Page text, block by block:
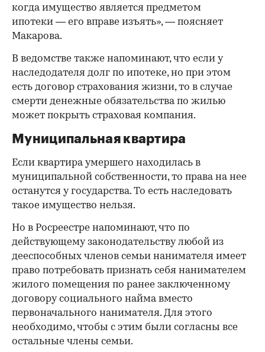
когда имущество является предметом
ипотеки — его вправе изъять», — поясняет
Макарова.
В ведомстве также напоминают, что если у
наследодателя долг по ипотеке, но при этом
есть договор страхования жизни, то в случае
смерти денежные обязательства по жилью
может покрыть страховая компания.
Муниципальная квартира
Если квартира умершего находилась в
муниципальной собственности, то права на нее
останутся у государства. То есть наследовать
такое имущество нельзя.
Но в Росреестре напоминают, что по
действующему законодательству любой из
дееспособных членов семьи нанимателя имеет
право потребовать признать себя нанимателем
жилого помещения по ранее заключенному
договору социального найма вместо
первоначального нанимателя. Для этого
необходимо, чтобы с этим были согласны все
остальные члены семьи.